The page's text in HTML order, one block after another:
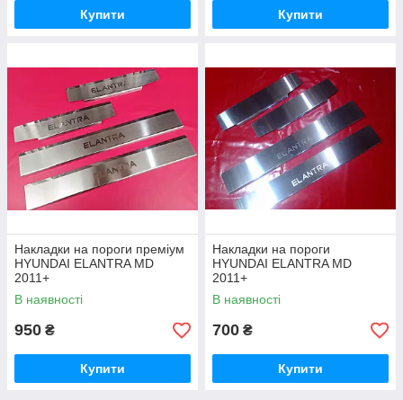
Купити Купити
Накладки на пороги преміум
HYUNDAI ELANTRA MD
2011+
В наявності
950 ₴
Купити
Накладки на пороги
HYUNDAI ELANTRA MD
2011+
В наявності
700 ₴
Купити